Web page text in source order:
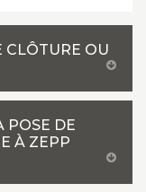
CLÔTURE OU
POSE DE
À ZEPP